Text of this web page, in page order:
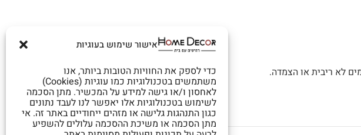
אישור שימוש בעוגיות
כדי לספק את החוויות הטובות ביותר, אנו
משתמשים בטכנולוגיות כמו עוגיות (Cookies)
לאחסון ו/או גישה למידע על המכשיר. מתן הסכמה
לשימוש בטכנולוגיות אלו יאפשר לנו לעבד נתונים
כגון התנהגות גלישה או מזהים ייחודיים באתר זה. אי
מתן הסכמה או משיכת ההסכמה עלולים להשפיע